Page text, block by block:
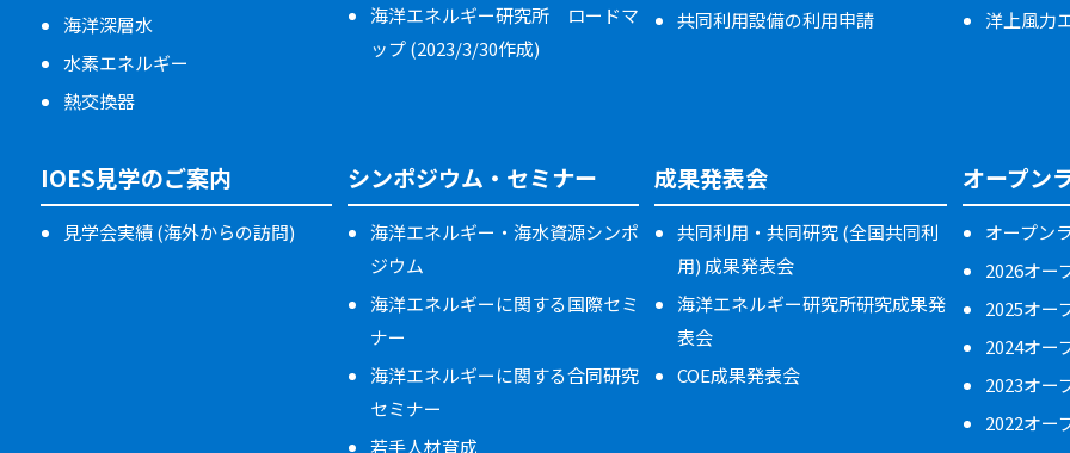
海洋深層水
水素エネルギー
熱交換器
海洋エネルギー研究所 ロードマ
ップ (2023/3/30作成)
共同利用設備の利用申請
洋上風力
IOES見学のご案内
見学会実績 (海外からの訪問)
シンポジウム・セミナー
海洋エネルギー・海水資源シンポ
ジウム
海洋エネルギーに関する国際セミ
ナー
海洋エネルギーに関する合同研究
セミナー
若手人材育成
成果発表会
共同利用・共同研究 (全国共同利
用) 成果発表会
海洋エネルギー研究所研究成果発
表会
COE成果発表会
オープン
オープン
2026オー
2025オー
2024オー
2023オー
2022オ